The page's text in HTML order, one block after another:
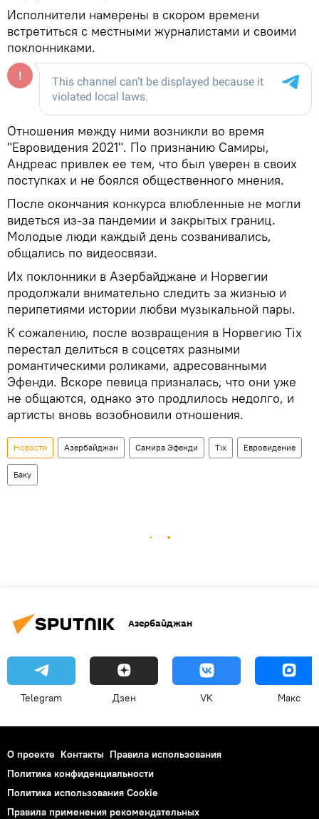
Исполнители намерены в скором времени
встретиться с местными журналистами и своими
поклонниками.
Отношения между ними возникли во время
"Евровидения 2021". По признанию Самиры,
Андреас привлек ее тем, что был уверен в своих
поступках и не боялся общественного мнения.
После окончания конкурса влюбленные не могли
видеться из-за пандемии и закрытых границ.
Молодые люди каждый день созванивались,
общались по видеосвязи.
Их поклонники в Азербайджане и Норвегии
продолжали внимательно следить за жизнью и
перипетиями истории любви музыкальной пары.
К сожалению, после возвращения в Норвегию Tix
перестал делиться в соцсетях разными
романтическими роликами, адресованными
Эфенди. Вскоре певица призналась, что они уже
не общаются, однако это продлилось недолго, и
артисты вновь возобновили отношения.
Новости Азербайджан Самира Эфенди Tix Евровидение
Баку
Азербайджан
Telegram Дзен VK Макс
О проекте Контакты Правила использования
Политика конфиденциальности
Политика использования Cookie
Правила применения рекомендательных